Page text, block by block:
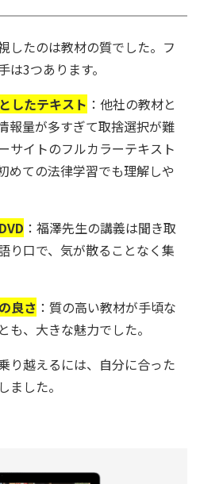
したのは教材の質でした。フ
3つあります。
したテキスト ：他社の教材と
報量が多すぎて取捨選択が難
サイトのフルカラーテキスト
めての法律学習でも理解しや
：福澤先生の講義は聞き取
り口で、気が散ることなく集
良さ ：質の高い教材が手頃な
、大きな魅力でした。
り越えるには、自分に合った
した。